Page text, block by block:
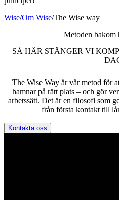
Wise/Om Wise/The Wise way
Metoden
SÅ HÄR STÄNGER VI
The Wise Way är vår metod för
hamnar på rätt plats – och gör
arbetssätt. Det är en filosofi som
från första kontakt till
Kontakta oss